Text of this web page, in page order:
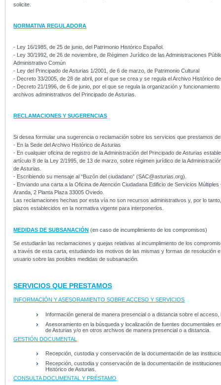
solicite.
NORMATIVA REGULADORA
- Ley 16/1985, de 25 de junio, del Patrimonio Histórico Español.
- Ley 30/1992, de 26 de noviembre, de Régimen Jurídico de las Administraciones
Administrativo Común
- Ley del Principado de Asturias 1/2001, de 6 de marzo, de Patrimonio Cultural
- Decreto 33/2005, de 28 de abril, por el que se crea y se regula el Archivo Histórico
- Decreto 21/1996, de 6 de junio, por el que se regula la organización y
archivos administrativos del Principado de Asturias.
RECLAMACIONES Y SUGERENCIAS
Si desea formular una sugerencia o reclamación sobre los servicios que prestamos
- En la Sede del Archivo Histórico de Asturias
- En cualquier oficina de registro de la Administración del Principado de Asturias
artículo 8 de la Ley 2/1995, de 13 de marzo, sobre régimen jurídico de la
de Asturias.
- Escribiendo su mensaje al “Buzón del ciudadano” (SAC@asturias.org).
- Enviando una carta a la Oficina de Atención Ciudadana Edificio de Servicios Múltiples
Aranda, 2 Planta Plaza 33005 Oviedo.
Las reclamaciones hechas por esta vía no son recursos administrativos y, por lo
plazos establecidos en la normativa vigente para interponerlos.
MEDIDAS DE SUBSANACIÓN (en caso de incumplimiento de los compromisos)
Se estudiarán las reclamaciones y quejas relativas al incumplimiento de los
a través de esta carta, estudiando los motivos de las mismas y formas de resolución
usuario sobre las posibles medidas de subsanación.
SERVICIOS QUE PRESTAMOS
INFORMACIÓN Y ASESORAMIENTO SOBRE ACCESO Y SERVICIOS
Información general de manera presencial o a distancia sobre el
Asesoramiento en la búsqueda y localización de fuentes documentales
de Asturias y/o en otros archivos de manera presencial o a distancia.
GESTIÓN DOCUMENTAL
Recepción, custodia y conservación de la documentación de las
Recepción, custodia y conservación de la documentación de
Histórico de Asturias.
CONSULTA DOCUMENTAL Y PRÉSTAMO